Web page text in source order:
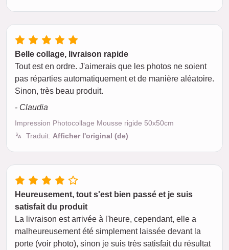
Belle collage, livraison rapide
Tout est en ordre. J'aimerais que les photos ne soient
pas réparties automatiquement et de manière aléatoire.
Sinon, très beau produit.
- Claudia
Impression Photocollage Mousse rigide 50x50cm
Traduit: Afficher l'original (de)
Heureusement, tout s'est bien passé et je suis
satisfait du produit
La livraison est arrivée à l'heure, cependant, elle a
malheureusement été simplement laissée devant la
porte (voir photo), sinon je suis très satisfait du résultat